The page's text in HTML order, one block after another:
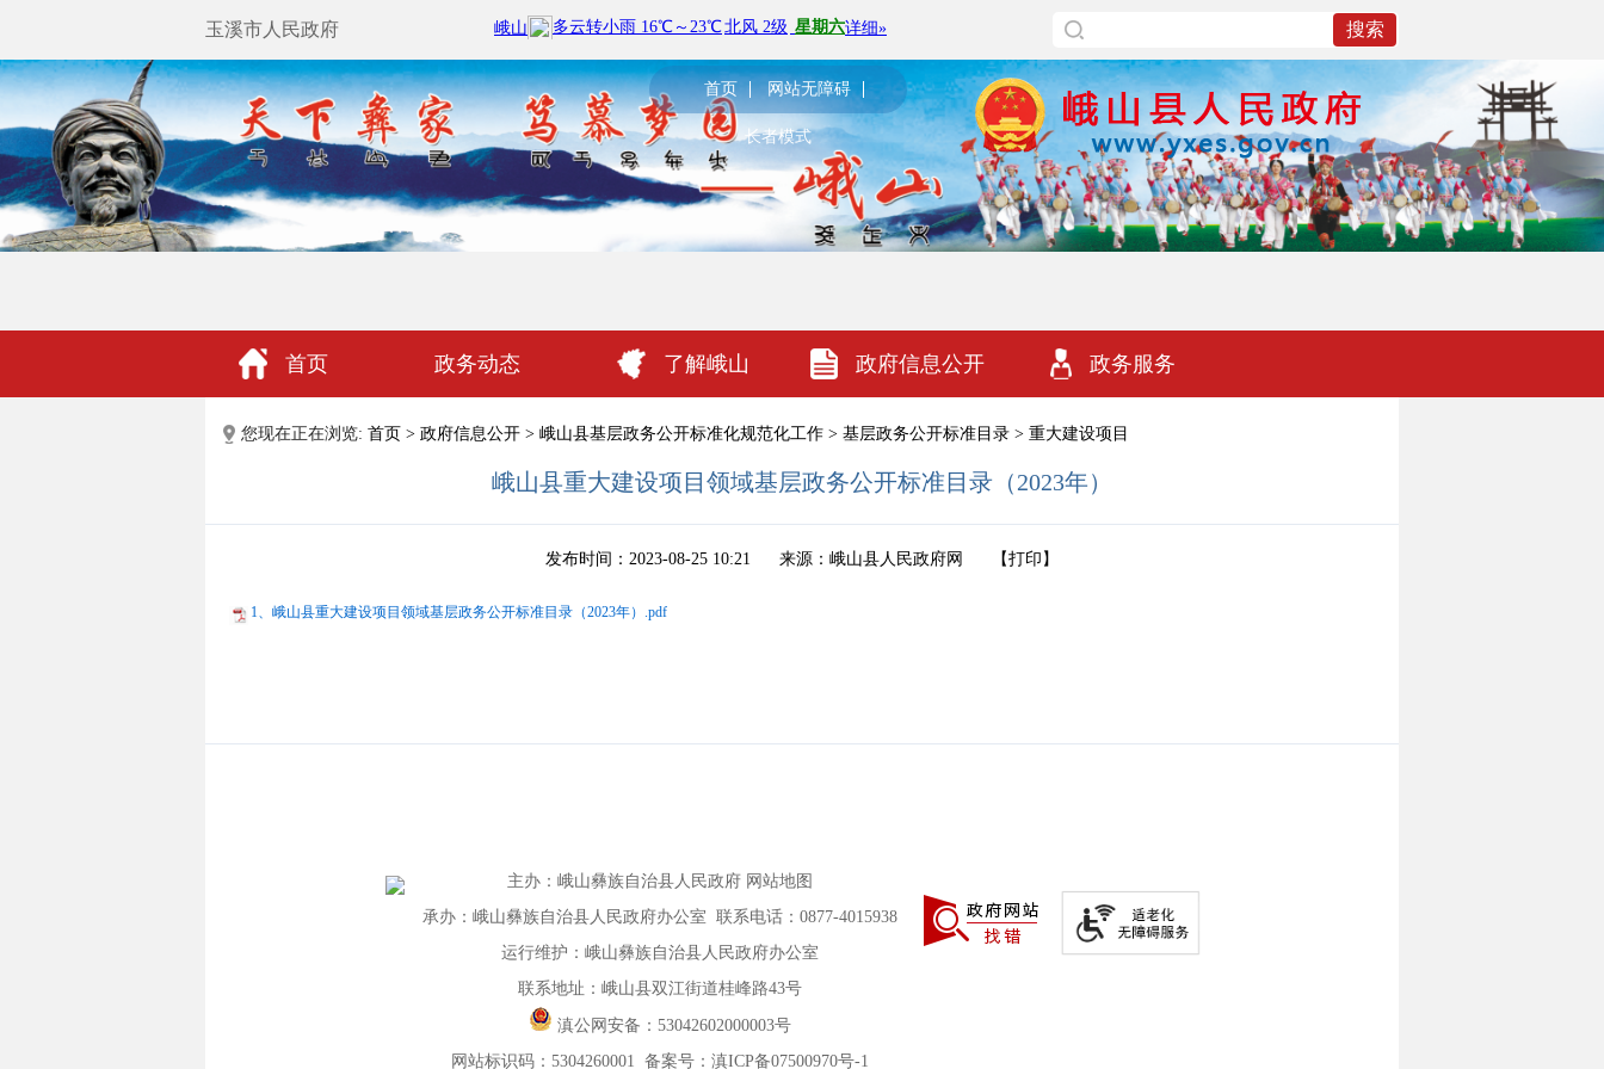
玉溪市人民政府
首页 网站无障碍
长者模式
首页 政务动态 了解峨山 政府信息公开 政务服务
政民互动
您现在正在浏览: 首页 > 政府信息公开 > 峨山县基层政务公开标准化规范化工作 > 基层政务公开标准目录 > 重大建设项目
峨山县重大建设项目领域基层政务公开标准目录（2023年）
发布时间：2023-08-25 10:21 来源：峨山县人民政府网 【打印 】
1、峨山县重大建设项目领域基层政务公开标准目录（2023年）.pdf
主办： 峨山彝族自治县人民政府 网站地图
承办：峨山彝族自治县人民政府办公室 联系电话：0877-4015938
运行维护：峨山彝族自治县人民政府办公室
联系地址：峨山县双江街道桂峰路43号
滇公网安备： 53042602000003号
网站标识码：5304260001 备案号：滇ICP备07500970号-1